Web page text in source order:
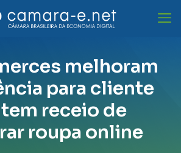
melhoram
para cliente
receio de
roupa online